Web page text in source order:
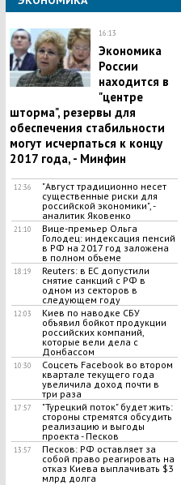
16:13
Экономика
России
находится в
"центре
шторма", резервы для
обеспечения стабильности
могут исчерпаться к концу
2017 года, - Минфин
12:36
"Август традиционно несет
существенные риски для
российской экономики", -
аналитик Яковенко
21:10
Вице-премьер Ольга
Голодец: индексация пенсий
в РФ на 2017 год заложена
в полном объеме
18:19
Reuters: в ЕС допустили
снятие санкций с РФ в
одном из секторов в
следующем году
12:03
Киев по наводке СБУ
объявил бойкот продукции
российских компаний,
которые вели дела с
Донбассом
10:30
Соцсеть Facebook во втором
квартале текущего года
увеличила доход почти в
три раза
17:57
"Турецкий поток" будет жить:
стороны стремятся обсудить
реализацию и выгоды
проекта - Песков
13:57
Песков: РФ оставляет за
собой право реагировать на
отказ Киева выплачивать $3
млрд долга